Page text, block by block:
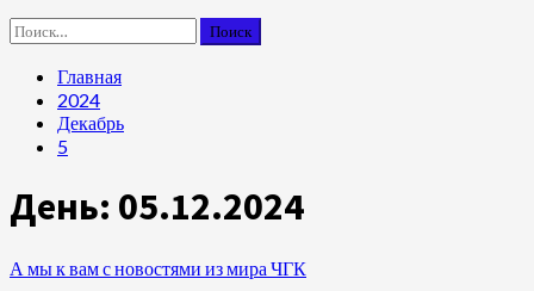
Найти:
Главная
2024
Декабрь
5
День: 05.12.2024
А мы к вам с новостями из мира ЧГК